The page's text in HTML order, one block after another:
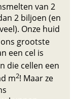
van 2
2 biljoen (en
Onze huid
grootste
een cel is
die cellen een
m2! Maar ze